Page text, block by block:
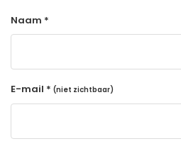
Naam *
E-mail * (niet zichtbaar)